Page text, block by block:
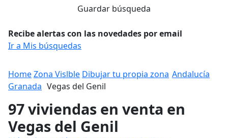
Guardar búsqueda
Recibe alertas con las novedades por email
Ir a Mis búsquedas
HomeZona Vislble Dibujar tu propia zona Andalucía
Granada Vegas del Genil
97 viviendas en venta en
Vegas del Genil